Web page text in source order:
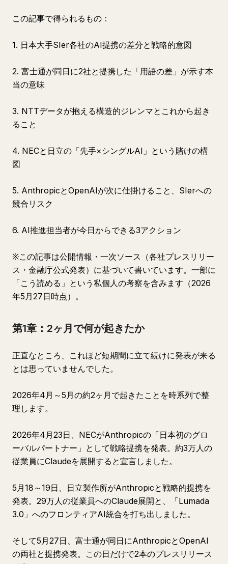
この記事で得られるもの：
1. 日本大手SIer各社のAI提携の差分と戦略的意図
2. 富士通が同日に2社と提携した「用語の差」が示す本
当の意味
3. NTTデータが抱える構造的ジレンマとこれから起き
ること
4. NECと日立の「先手×シングルAI」という賭けの構
図
5. AnthropicとOpenAIが次に仕掛けること、SIerへの
競合リスク
6. AI推進担当者が今日からできる3アクション
※この記事は公開情報・一次ソース（各社プレスリリー
ス・金融庁公式発表）に基づいて書いています。一部に
「こう読める」という私個人の考察を含みます（2026
年5月27日時点）。
第1章：2ヶ月で何が起きたか
正直なところ、これほど短期間に立て続けに発表が来る
とは思っていませんでした。
2026年4月～5月の約2ヶ月で起きたことを時系列で整
理します。
2026年4月23日、NECがAnthropicの「日本初のグロ
ーバルパートナー」として戦略提携を発表。約3万人の
従業員にClaudeを展開すると宣言しました。
5月18～19日、日立製作所がAnthropicと戦略的提携を
発表。29万人の従業員へのClaude展開と、「Lumada
3.0」へのフロンティアAI統合を打ち出しました。
そして5月27日、富士通が同日にAnthropicとOpenAI
の両社と提携発表。この日だけで2本のプレスリリース